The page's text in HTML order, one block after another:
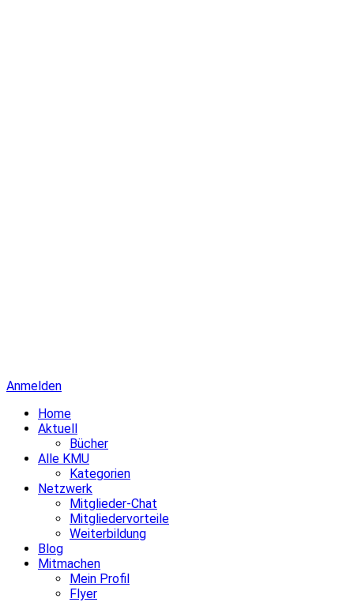
Anmelden
Home
Aktuell
Bücher
Alle KMU
Kategorien
Netzwerk
Mitglieder-Chat
Mitgliedervorteile
Weiterbildung
Blog
Mitmachen
Mein Profil
Flyer